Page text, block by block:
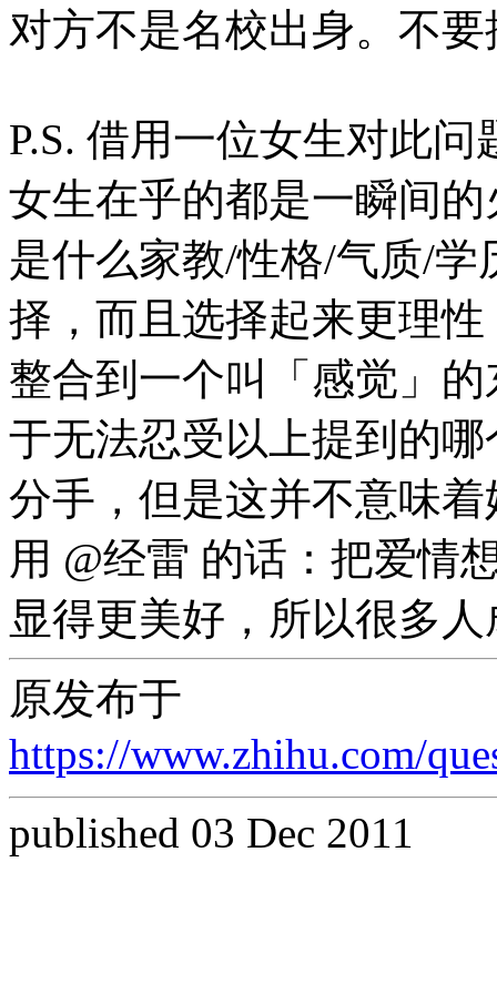
对方不是名校出身。不
P.S. 借用一位女生对此
女生在乎的都是一瞬间
是什么家教/性格/气质/
择，而且选择起来更理
整合到一个叫「感觉」
于无法忍受以上提到的
分手，但是这并不意味
用 @经雷 的话：把爱情
显得更美好，所以很多
原发布于
https://www.zhihu.com/
published 03 Dec 2011